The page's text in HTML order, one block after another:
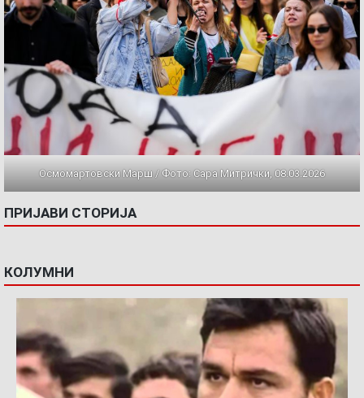
Осмомартовски Марш / Фото: Сара Митрички, 08.03.2026
ПРИЈАВИ СТОРИЈА
КОЛУМНИ